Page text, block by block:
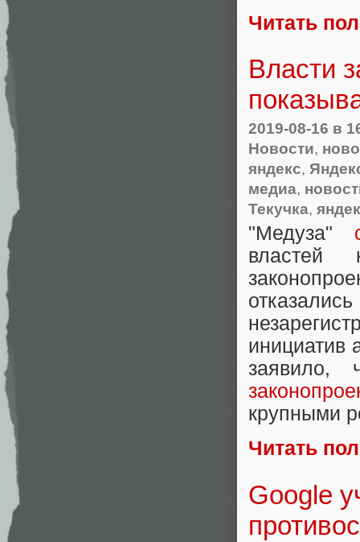
Читать
Власти
2019-08-16 в
Новости,
яндекс,
медиа,
Текучка,
"Медуза"
властей
инициатив
заявило,
крупными
Читать
Google